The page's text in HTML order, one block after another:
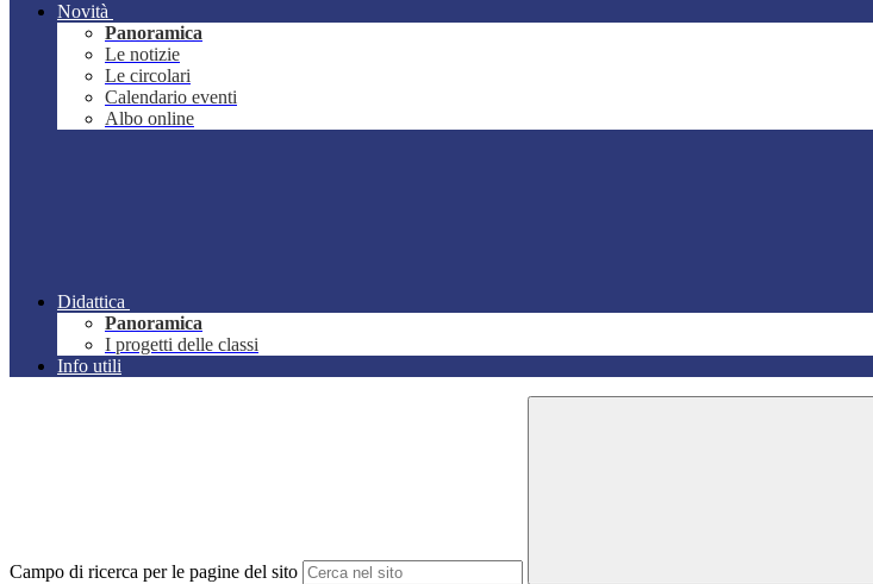
Novità
Panoramica
Le notizie
Le circolari
Calendario eventi
Albo online
Didattica
Panoramica
I progetti delle classi
Info utili
Campo di ricerca per le pagine del sito